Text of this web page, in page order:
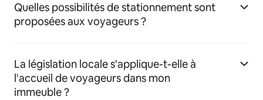
Quelles possibilités de stationnement sont
proposées aux voyageurs ?
La législation locale s'applique-t-elle à
l'accueil de voyageurs dans mon
immeuble ?